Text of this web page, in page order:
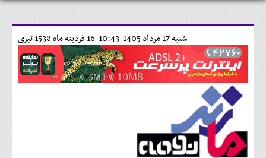
16 فردينه ماه 1538 تبری شنبه 17 مرداد 1405-10:43-